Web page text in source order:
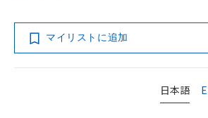
マイリストに追加
日本語